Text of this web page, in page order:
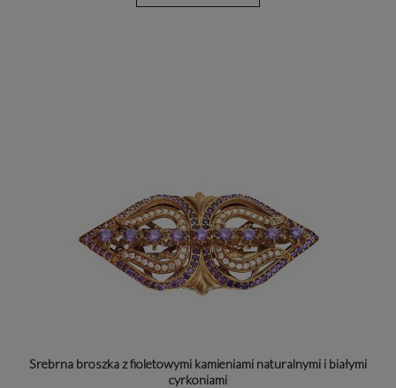
Srebrna broszka z fioletowymi kamieniami naturalnymi i białymi
cyrkoniami